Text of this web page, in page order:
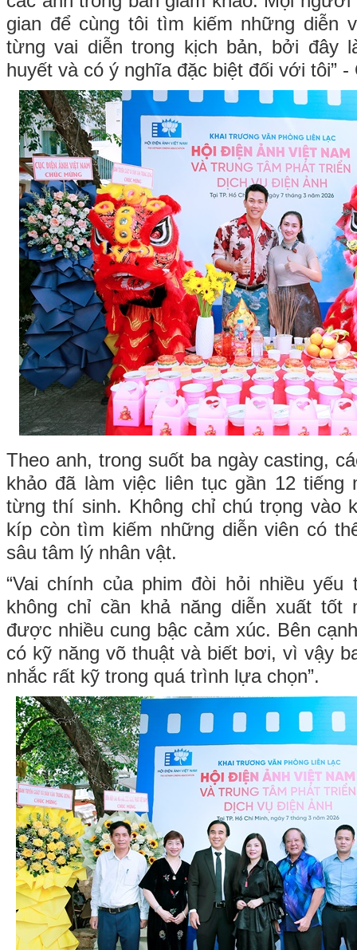
gian để cùng tôi tìm kiếm những diễn
từng vai diễn trong kịch bản, bởi đây
huyết và có ý nghĩa đặc biệt đối với tôi”
Theo anh, trong suốt ba ngày casting,
khảo đã làm việc liên tục gần 12 tiếng
từng thí sinh. Không chỉ chú trọng vào
kíp còn tìm kiếm những diễn viên có
sâu tâm lý nhân vật.
“Vai chính của phim đòi hỏi nhiều yếu
không chỉ cần khả năng diễn xuất tốt
được nhiều cung bậc cảm xúc. Bên
có kỹ năng võ thuật và biết bơi, vì vậy
nhắc rất kỹ trong quá trình lựa chọn”.